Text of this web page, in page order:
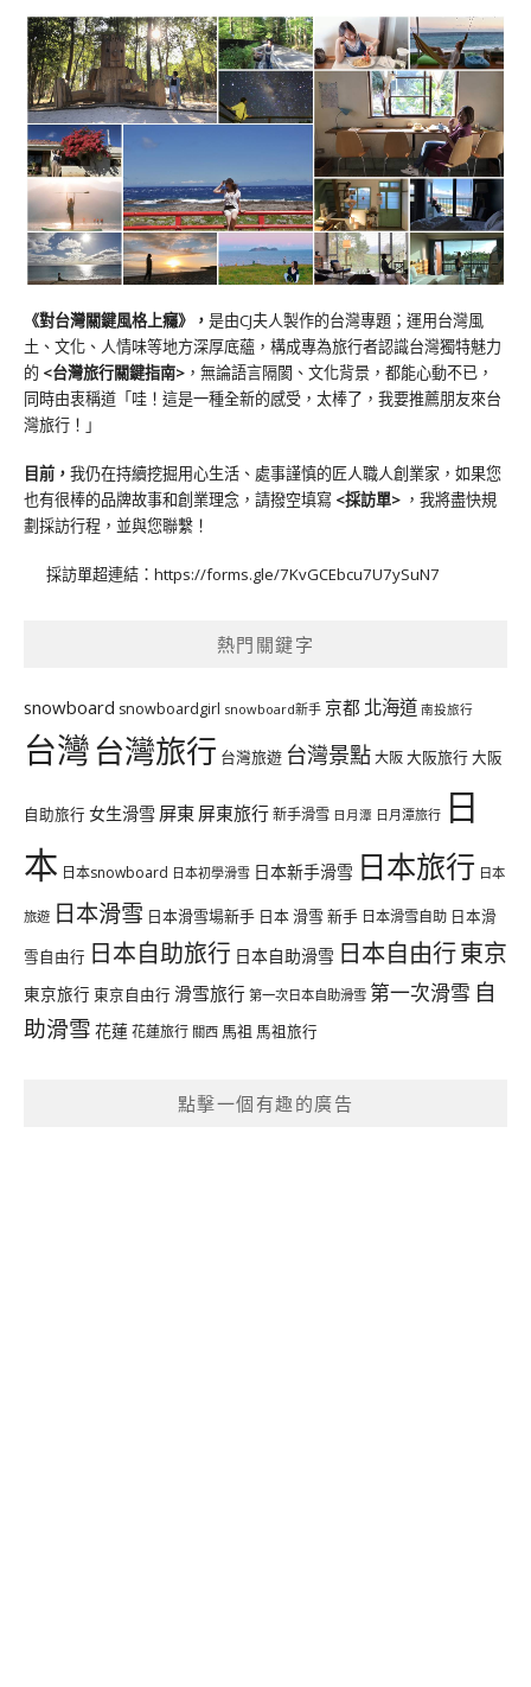
《對台灣關鍵風格上癮》 ， 是由CJ夫人製作的台灣專題；運用台灣風
土、文化、人情味等地方深厚底蘊，構成專為旅行者認識台灣獨特魅力
的 <台灣旅行關鍵指南> ，無論語言隔閡、文化背景，都能心動不已，
同時由衷稱道「哇！這是一種全新的感受，太棒了，我要推薦朋友來台
灣旅行！」
目前， 我仍在持續挖掘用心生活、處事謹慎的匠人職人創業家，如果您
也有很棒的品牌故事和創業理念，請撥空填寫 <採訪單> ，我將盡快規
劃採訪行程，並與您聯繫！
採訪單超連結： https://forms.gle/7KvGCEbcu7U7ySuN7
熱門關鍵字
snowboard snowboardgirl snowboard新手 京都 北海道 南投旅行
台灣台灣旅行 台灣旅遊 台灣景點大阪大阪旅行大阪
自助旅行 女生滑雪 屏東 屏東旅行新手滑雪 日月潭 日月潭旅行 日
本 日本snowboard 日本初學滑雪 日本新手滑雪 日本旅行 日本
旅遊 日本滑雪 日本滑雪場新手 日本 滑雪 新手 日本滑雪自助 日本滑
雪自由行 日本自助旅行 日本自助滑雪 日本自由行東京
東京旅行 東京自由行 滑雪旅行 第一次日本自助滑雪 第一次滑雪 自
助滑雪 花蓮花蓮旅行 關西 馬祖 馬祖旅行
點擊一個有趣的廣告